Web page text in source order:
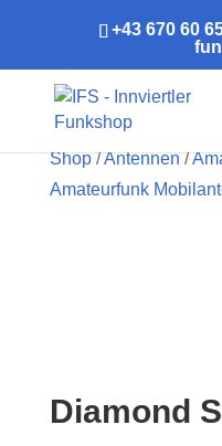
+43 670 60
Shop/Antennen/
Amateurfunk
Diamond